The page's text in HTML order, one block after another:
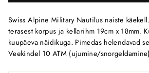
Swiss Alpine Military Nautilus naiste
terasest korpus ja kellarihm 19cm x 18mm.
kuupäeva näidikuga. Pimedas helendavad
Veekindel 10 ATM (ujumine/